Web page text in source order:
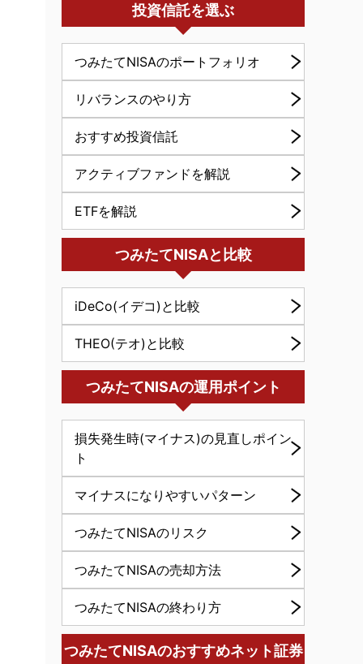
投資信託を選ぶ
つみたてNISAのポートフォリオ
リバランスのやり方
おすすめ投資信託
アクティブファンドを解説
ETFを解説
つみたてNISAと比較
iDeCo(イデコ)と比較
THEO(テオ)と比較
つみたてNISAの運用ポイント
損失発生時(マイナス)の見直しポイン
ト
マイナスになりやすいパターン
つみたてNISAのリスク
つみたてNISAの売却方法
つみたてNISAの終わり方
つみたてNISAのおすすめネット証券